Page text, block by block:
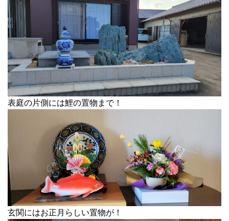
表庭の片側には鯉の置物まで！
玄関にはお正月らしい置物が！